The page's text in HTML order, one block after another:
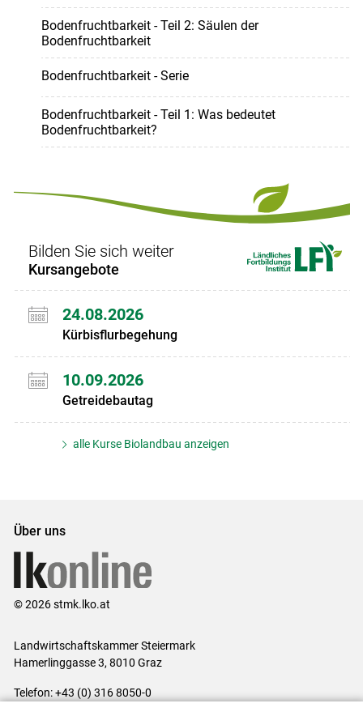
Bodenfruchtbarkeit - Teil 2: Säulen der
Bodenfruchtbarkeit
Bodenfruchtbarkeit - Serie
Bodenfruchtbarkeit - Teil 1: Was bedeutet
Bodenfruchtbarkeit?
Bilden Sie sich weiter
Kursangebote
24.08.2026
Kürbisflurbegehung
10.09.2026
Getreidebautag
alle Kurse Biolandbau anzeigen
Über uns
© 2026 stmk.lko.at
Landwirtschaftskammer Steiermark
Hamerlinggasse 3, 8010 Graz
Telefon: +43 (0) 316 8050-0